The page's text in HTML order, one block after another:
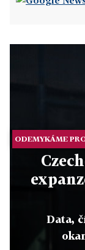
ODEMYKÁME
Data,